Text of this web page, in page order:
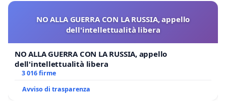
NO ALLA GUERRA CON LA RUSSIA, appello
dell'intellettualità libera
NO ALLA GUERRA CON LA RUSSIA, appello
dell'intellettualità libera
3 016 firme
Avviso di trasparenza